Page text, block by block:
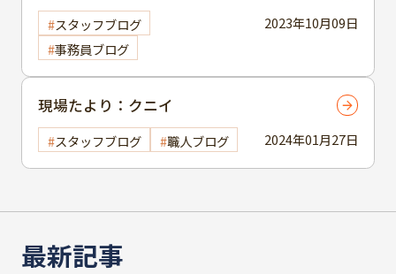
最新記事
2023年10月09日
スタッフブログ
事務員ブログ
2024年01月27日
現場たより：クニイ
スタッフブログ 職人ブログ